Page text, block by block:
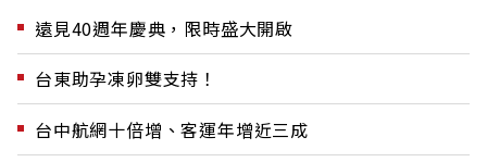
遠見40週年慶典，限時盛大開啟
台東助孕凍卵雙支持！
台中航網十倍增、客運年增近三成